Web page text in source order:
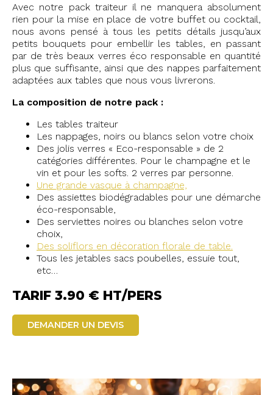
Avec notre pack traiteur il ne manquera absolument
rien pour la mise en place de votre buffet ou cocktail,
nous avons pensé à tous les petits détails jusqu’aux
petits bouquets pour embellir les tables, en passant
par de très beaux verres éco responsable en quantité
plus que suffisante, ainsi que des nappes parfaitement
adaptées aux tables que nous vous livrerons.
La composition de notre pack :
Les tables traiteur
Les nappages, noirs ou blancs selon votre choix
Des jolis verres « Eco-responsable » de 2
catégories différentes. Pour le champagne et le
vin et pour les softs. 2 verres par personne.
Une grande vasque à champagne,
Des assiettes biodégradables pour une démarche
éco-responsable,
Des serviettes noires ou blanches selon votre
choix,
Des soliflors en décoration florale de table.
Tous les jetables sacs poubelles, essuie tout,
etc…
TARIF 3.90 € HT/PERS
DEMANDER UN DEVIS